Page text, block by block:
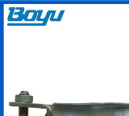
CASA
2026
Yixing
Boyu
Reserved.